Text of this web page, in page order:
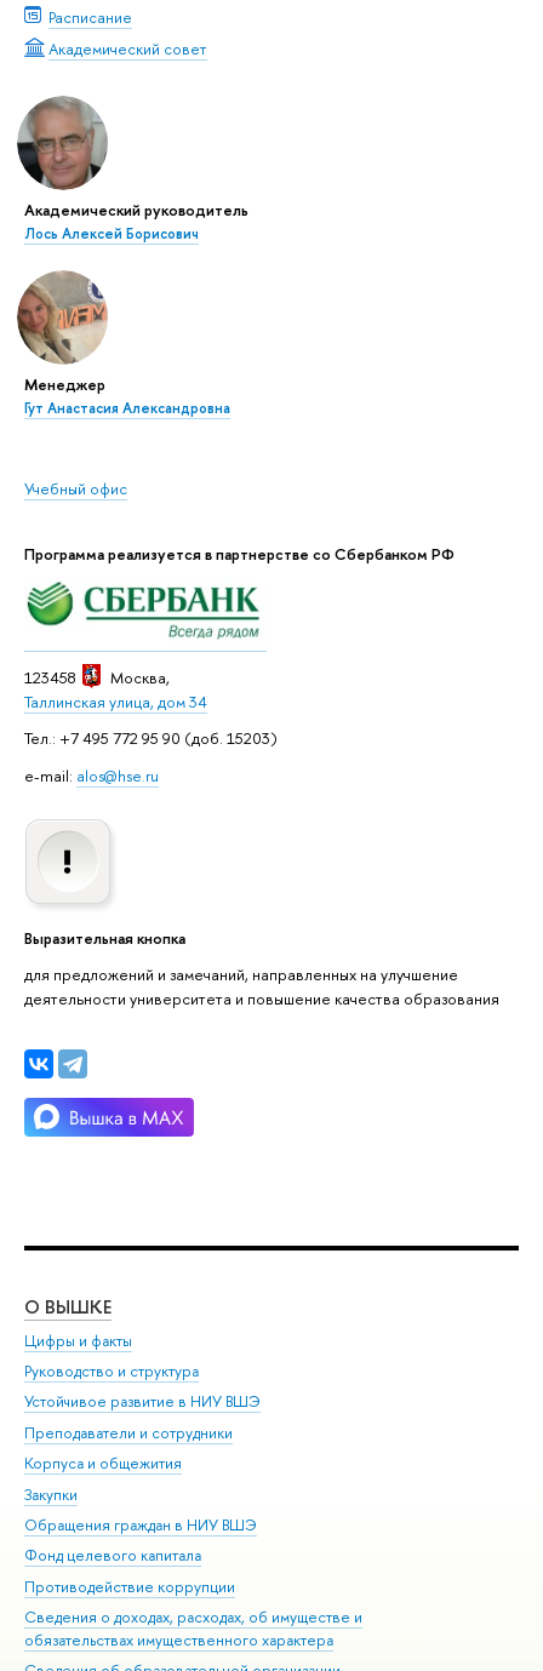
Расписание
Академический совет
Академический руководитель
Лось Алексей Борисович
Менеджер
Гут Анастасия Александровна
Учебный офис
Программа реализуется в партнерстве со Сбербанком РФ
123458 Москва,
Таллинская улица, дом 34
Тел.: +7 495 772 95 90 (доб. 15203)
e-mail: alos@hse.ru
Выразительная кнопка
для предложений и замечаний, направленных на улучшение
деятельности университета и повышение качества образования
О ВЫШКЕ
Цифры и факты
Руководство и структура
Устойчивое развитие в НИУ ВШЭ
Преподаватели и сотрудники
Корпуса и общежития
Закупки
Обращения граждан в НИУ ВШЭ
Фонд целевого капитала
Противодействие коррупции
Сведения о доходах, расходах, об имуществе и
обязательствах имущественного характера